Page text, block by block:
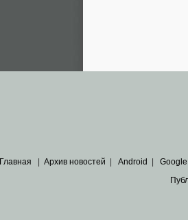
Главная Архив новостей Android Google